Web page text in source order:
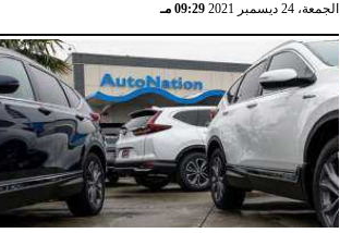
الجمعة، 24 ديسمبر 2021 09:29 مـ